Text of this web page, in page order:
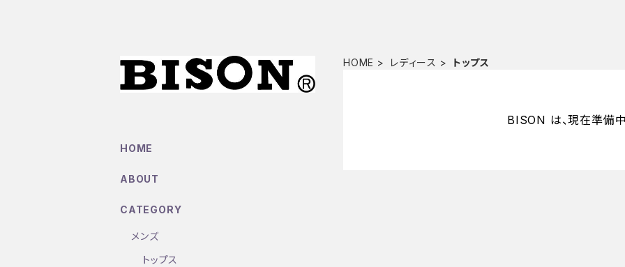
HOME レディース トップス
BISON は、現在準備中
HOME
ABOUT
CATEGORY
メンズ
トップス